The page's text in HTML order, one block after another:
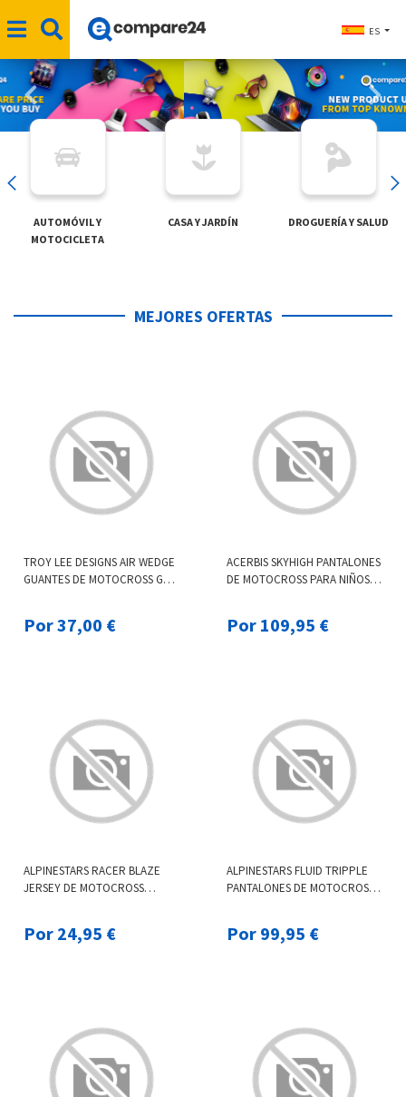
ES
CASA Y JARDÍN DROGUERÍA Y SALUD
MEJORES OFERTAS
TROY LEE DESIGNS AIR WEDGE
GUANTES DE MOTOCROSS GRIS
Por 37,00 €
ACERBIS SKYHIGH PANTALONES
DE MOTOCROSS PARA NIÑOS
Por 109,95 €
ALPINESTARS RACER BLAZE
JERSEY DE MOTOCROSS
Por 24,95 €
ALPINESTARS FLUID TRIPPLE
PANTALONES DE MOTOCROSS
Por 99,95 €